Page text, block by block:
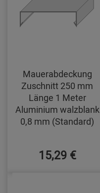
Mauerabdeckung
Zuschnitt 250 mm
Länge 1 Meter
Aluminium walzblank
0,8 mm (Standard)
15,29 €